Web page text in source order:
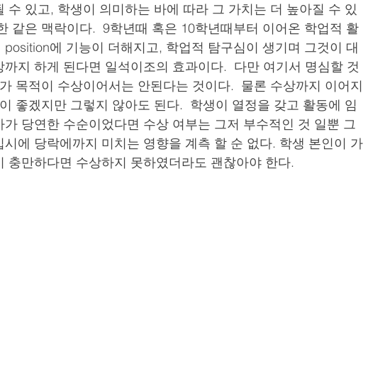
수 있고, 학생이 의미하는 바에 따라 그 가치는 더 높아질 수 있
같은 맥락이다.  9학년때 혹은 10학년때부터 이어온 학업적 활
position에 기능이 더해지고, 학업적 탐구심이 생기며 그것이 대
까지 하게 된다면 일석이조의 효과이다.  다만 여기서 명심할 것
목적이 수상이어서는 안된다는 것이다.  물론 수상까지 이어지
좋겠지만 그렇지 않아도 된다.  학생이 열정을 갖고 활동에 임
당연한 수순이었다면 수상 여부는 그저 부수적인 것 일뿐 그
시에 당락에까지 미치는 영향을 계측 할 순 없다. 학생 본인이 가
충만하다면 수상하지 못하였더라도 괜찮아야 한다.